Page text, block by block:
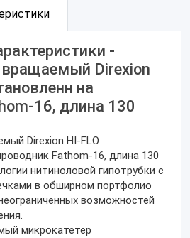
-
Direxion
на
16, длина 130
Direxion HI-FLO
Fathom-16, длина 130
нитиноловой гипотрубки с
в обширном портфолио
возможностей
микрокатетер